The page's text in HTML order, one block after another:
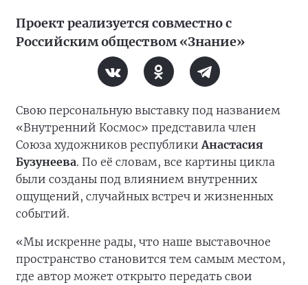
Проект реализуется совместно с
Российским обществом «Знание»
Свою персональную выставку под названием
«Внутренний Космос» представила член
Союза художников республики Анастасия
Бузунеева. По её словам, все картины цикла
были созданы под влиянием внутренних
ощущений, случайных встреч и жизненных
событий.
«Мы искренне рады, что наше выставочное
пространство становится тем самым местом,
где автор может открыто передать свои